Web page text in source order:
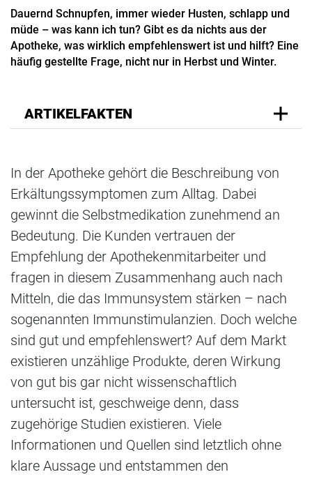
Dauernd Schnupfen, immer wieder Husten, schlapp und
müde – was kann ich tun? Gibt es da nichts aus der
Apotheke, was wirklich empfehlenswert ist und hilft? Eine
häufig gestellte Frage, nicht nur in Herbst und Winter.
ARTIKELFAKTEN
In der Apotheke gehört die Beschreibung von
Erkältungssymptomen zum Alltag. Dabei
gewinnt die Selbstmedikation zunehmend an
Bedeutung. Die Kunden vertrauen der
Empfehlung der Apothekenmitarbeiter und
fragen in diesem Zusammenhang auch nach
Mitteln, die das Immunsystem stärken – nach
sogenannten Immunstimulanzien. Doch welche
sind gut und empfehlenswert? Auf dem Markt
existieren unzählige Produkte, deren Wirkung
von gut bis gar nicht wissenschaftlich
untersucht ist, geschweige denn, dass
zugehörige Studien existieren. Viele
Informationen und Quellen sind letztlich ohne
klare Aussage und entstammen den